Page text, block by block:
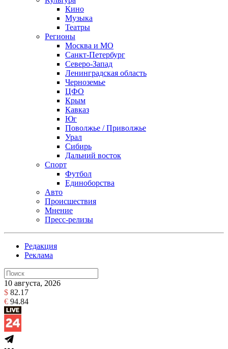
Кино
Музыка
Театры
Регионы
Москва и МО
Санкт-Петербург
Северо-Запад
Ленинградская область
Черноземье
ЦФО
Крым
Кавказ
Юг
Поволжье / Приволжье
Урал
Сибирь
Дальний восток
Спорт
Футбол
Единоборства
Авто
Происшествия
Мнение
Пресс-релизы
Редакция
Реклама
10 августа, 2026
$ 82.17
€ 94.84